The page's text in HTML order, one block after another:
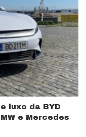
luxo da BYD
e Mercedes